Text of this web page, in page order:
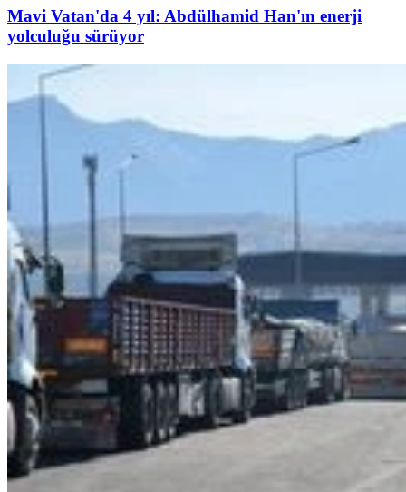
Mavi Vatan'da 4 yıl: Abdülhamid Han'ın enerji
yolculuğu sürüyor